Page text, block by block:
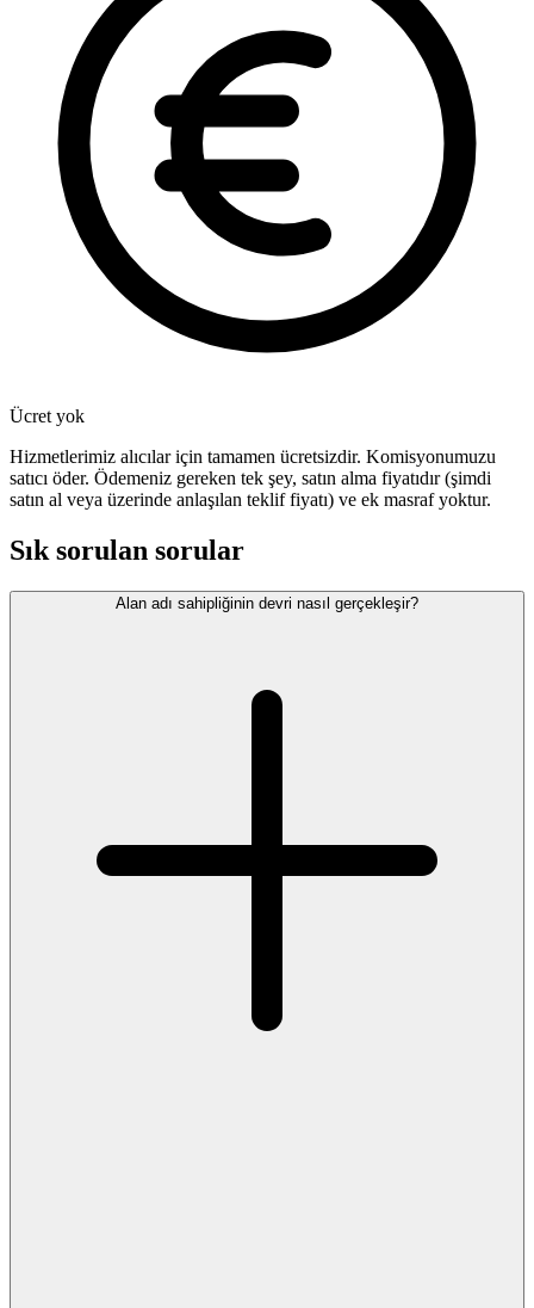
Ücret yok
Hizmetlerimiz alıcılar için tamamen ücretsizdir. Komisyonumuzu
satıcı öder. Ödemeniz gereken tek şey, satın alma fiyatıdır (şimdi
satın al veya üzerinde anlaşılan teklif fiyatı) ve ek masraf yoktur.
Sık sorulan sorular
Alan adı sahipliğinin devri nasıl gerçekleşir?